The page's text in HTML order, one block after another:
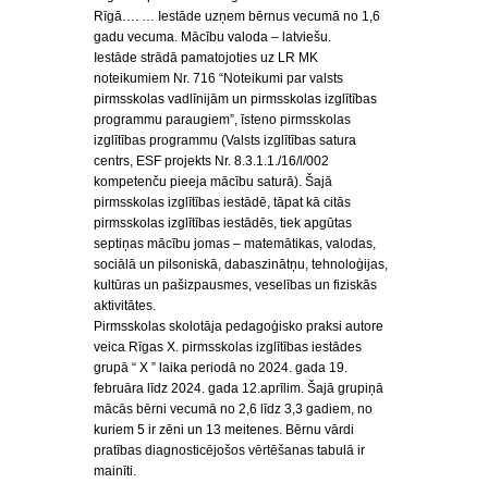
Rīgā…. … Iestāde uzņem bērnus vecumā no 1,6
gadu vecuma. Mācību valoda – latviešu.
Iestāde strādā pamatojoties uz LR MK
noteikumiem Nr. 716 “Noteikumi par valsts
pirmsskolas vadlīnijām un pirmsskolas izglītības
programmu paraugiem”, īsteno pirmsskolas
izglītības programmu (Valsts izglītības satura
centrs, ESF projekts Nr. 8.3.1.1./16/l/002
kompetenču pieeja mācību saturā). Šajā
pirmsskolas izglītības iestādē, tāpat kā citās
pirmsskolas izglītības iestādēs, tiek apgūtas
septiņas mācību jomas – matemātikas, valodas,
sociālā un pilsoniskā, dabaszinātņu, tehnoloģijas,
kultūras un pašizpausmes, veselības un fiziskās
aktivitātes.
Pirmsskolas skolotāja pedagoģisko praksi autore
veica Rīgas X. pirmsskolas izglītības iestādes
grupā “ X ” laika periodā no 2024. gada 19.
februāra līdz 2024. gada 12.aprīlim. Šajā grupiņā
mācās bērni vecumā no 2,6 līdz 3,3 gadiem, no
kuriem 5 ir zēni un 13 meitenes. Bērnu vārdi
pratības diagnosticējošos vērtēšanas tabulā ir
mainīti.